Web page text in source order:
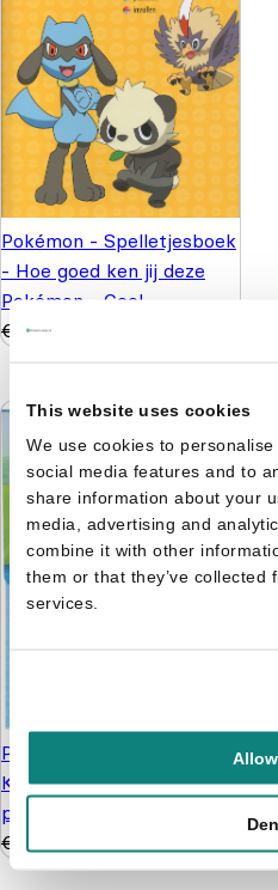
This website uses cookies
We use cookies to
social media features and to
share information about your
media, advertising and
combine it with other
them or that they’ve collected
services.
Pokémon - Spelletjesboek
- Hoe goed ken jij deze
Pokémon - Geel
€
5,99
Paw Patrol pakket -
Knutselen, kleuren
puzzelen en stickers
€
9,99